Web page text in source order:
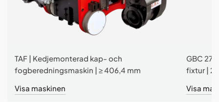
TAF | Kedjemonterad kap- och
fogberedningsmaskin | ≥ 406,4 mm
Visa maskinen
GBC
fixtur |
Visa